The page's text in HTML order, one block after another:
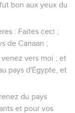
bon aux yeux du
: Faites ceci ;
de Canaan ;
vers moi ; et
pays d'Égypte, et
du pays
et pour vos